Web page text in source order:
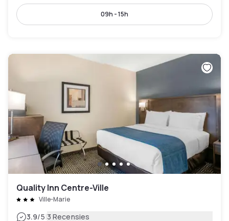
09h - 15h
Quality Inn Centre-Ville
Ville-Marie
3.9/5|3 Recensies